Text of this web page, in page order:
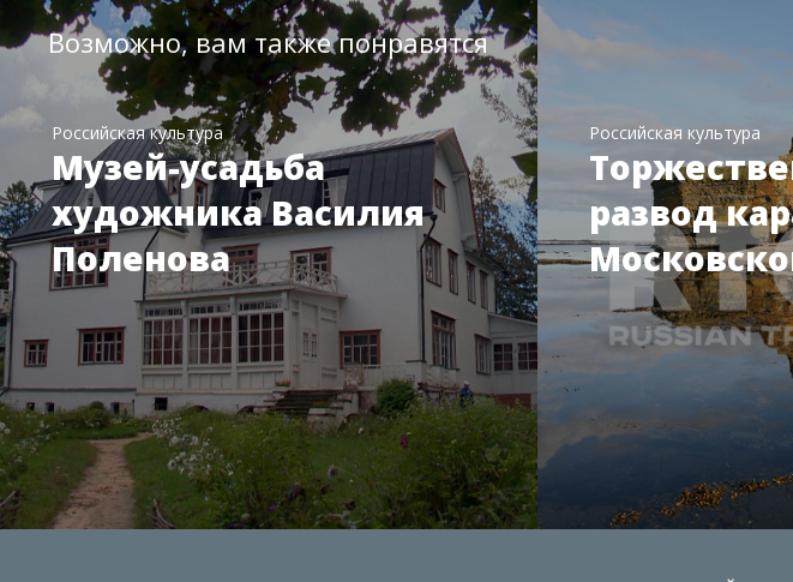
Возможно, вам также понравятся
Российская культура
Музей-усадьба
художника Василия
Поленова
Российская культура
развод